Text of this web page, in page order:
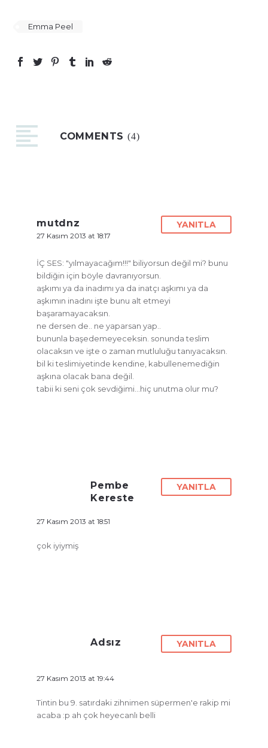
Emma Peel
COMMENTS(4)
mutdnz
27 Kasım 2013 at 18:17
YANITLA
İÇ SES: "yılmayacağım!!!" biliyorsun değil mi? bunu
bildiğin için böyle davranıyorsun.
aşkımı ya da inadımı ya da inatçı aşkımı ya da
aşkımın inadını işte bunu alt etmeyi
başaramayacaksın.
ne dersen de.. ne yaparsan yap..
bununla başedemeyeceksin. sonunda teslim
olacaksın ve işte o zaman mutluluğu tanıyacaksın.
bil ki teslimiyetinde kendine, kabullenemediğin
aşkına olacak bana değil.
tabii ki seni çok sevdiğimi…hiç unutma olur mu?
Pembe
Kereste
27 Kasım 2013 at 18:51
YANITLA
çok iyiymiş
Adsız
27 Kasım 2013 at 19:44
YANITLA
Tintin bu 9. satırdaki zihnimen süpermen'e rakip mi
acaba :p ah çok heyecanlı belli